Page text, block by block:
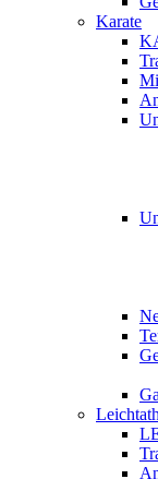
Karate